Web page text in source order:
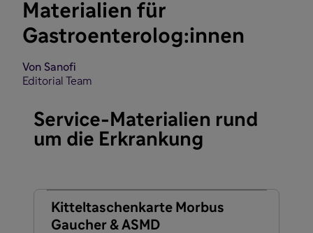
Materialien für
Gastroenterolog:innen
Von Sanofi
Editorial Team
Service-Materialien rund
um die Erkrankung
Kittel­taschen­karte Morbus
Gaucher & ASMD